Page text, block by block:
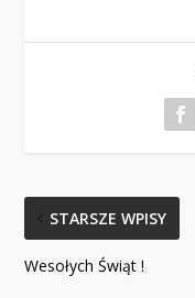
STARSZE WPISY
Wesołych Świąt !